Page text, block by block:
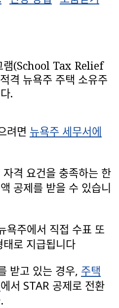
램(School Tax Relief
격 뉴욕주 주택 소유주
.
려면 뉴욕주 세무서에
격 요건을 충족하는 한
공제를 받을 수 있습니
욕주에서 직접 수표 또
로 지급됩니다
받고 있는 경우, 주택
에서 STAR 공제로 전환